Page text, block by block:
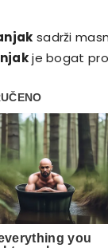
sadrži
je bogat